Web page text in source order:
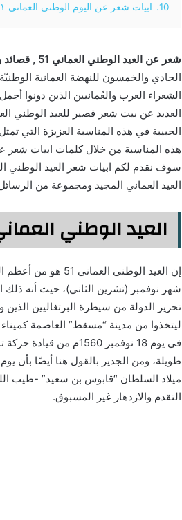
10.
ابيات شعر عن اليوم الوطني العماني ٥١
شعر عن العيد الوطني العماني 51 , قصائد وطنية عمانية مكتوبة
الحادي والخمسون للنهضة العمانية
الشعراء العرب والعُمانيين الذين دونوا
العديد عن بيت شعر قصير للعيد الوطني
الحبيبة في هذه المناسبة العزيزة التي
سوف نقدم لكم ابيات شعر العيد الوطني
العيد العماني المجيد ومجموعة من
العيد الوطني
إن العيد الوطني
شهر نوفمبر (تشرين الثاني)، حيث أنه
تحرير الدولة من سيطرة البرتغاليين
ليتخذوا من مدينة “مسقط” العاصمة
في يوم 18 نوفمبر
ميلاد السلطان “قابوس بن سعيد” -طيب
التقدم والازدهار غير المسبوق.